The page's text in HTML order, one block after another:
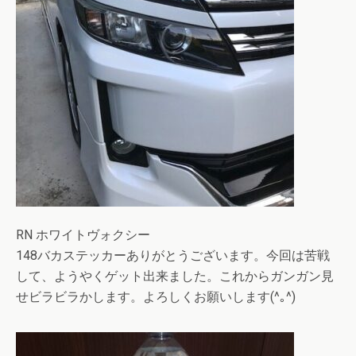
RN ホワイトヴォクシー
148バカステッカーありがとうございます。今回は苦戦
して、ようやくゲット出来ました。これからガンガン見
せビラビラかします。よろしくお願いします(^｡^)